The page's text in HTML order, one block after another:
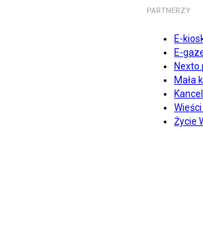
PARTNERZY
E-
E-
Mała
Życie